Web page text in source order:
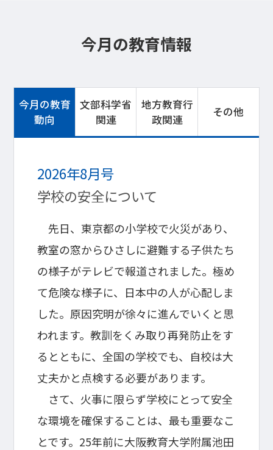
今月の教育情報
今月の教育
動向
文部科学省
関連
地方教育行
政関連
その他
2026年8月号
学校の安全について
先日、東京都の小学校で火災があり、
教室の窓からひさしに避難する子供たち
の様子がテレビで報道されました。極め
て危険な様子に、日本中の人が心配しま
した。原因究明が徐々に進んでいくと思
われます。教訓をくみ取り再発防止をす
るとともに、全国の学校でも、自校は大
丈夫かと点検する必要があります。
さて、火事に限らず学校にとって安全
な環境を確保することは、最も重要なこ
とです。25年前に大阪教育大学附属池田